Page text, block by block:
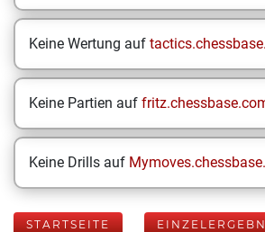
Keine Wertung auf
Keine Partien auf
Keine Drills auf
STARTSEITE